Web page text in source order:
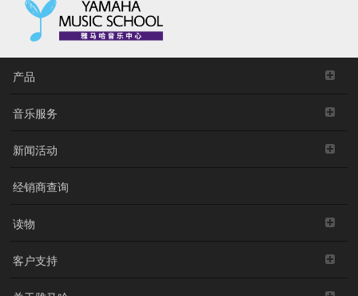
产品
音乐服务
新闻活动
经销商查询
读物
客户支持